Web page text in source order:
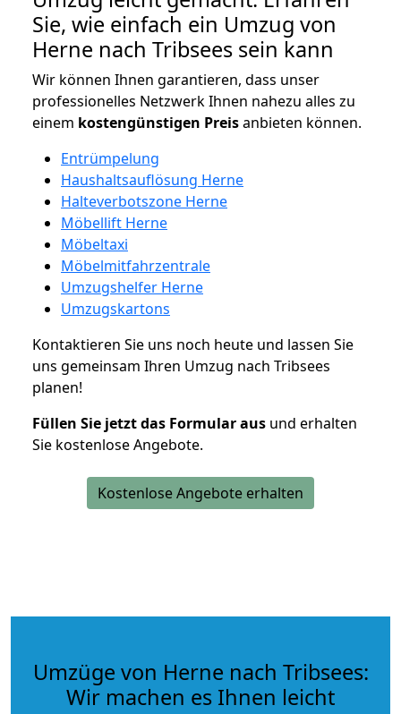
Sie, wie einfach ein Umzug von
Herne nach Tribsees sein kann
Wir können Ihnen garantieren, dass unser
professionelles Netzwerk Ihnen nahezu alles zu
einem kostengünstigen Preisanbieten können.
Entrümpelung
Haushaltsauflösung Herne
Halteverbotszone Herne
Möbellift Herne
Möbeltaxi
Möbelmitfahrzentrale
Umzugshelfer Herne
Umzugskartons
Kontaktieren Sie uns noch heute und lassen Sie
uns gemeinsam Ihren Umzug nach Tribsees
planen!
Füllen Sie jetzt das Formular aus und erhalten
Sie kostenlose Angebote.
Kostenlose Angebote erhalten
Umzüge von Herne nach Tribsees:
Wir machen es Ihnen leicht